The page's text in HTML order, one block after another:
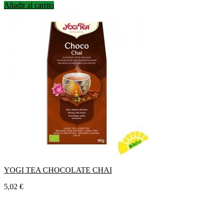
Añadir al carrito
YOGI TEA CHOCOLATE CHAI
Precio
5,02 €